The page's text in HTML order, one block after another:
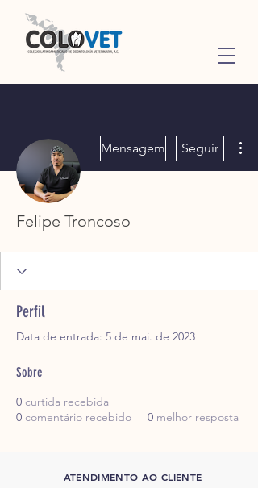
Mensagem Seguir
Felipe Troncoso
Perfil
Data de entrada: 5 de mai. de 2023
Sobre
0 curtida recebida
0 comentário recebido 0 melhor resposta
ATENDIMENTO AO CLIENTE